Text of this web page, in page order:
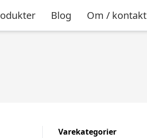
Blog Om / kontakt
Varekategorier